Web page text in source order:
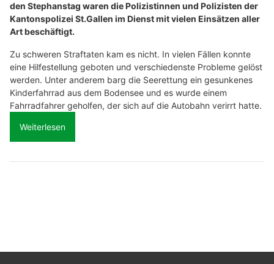
den Stephanstag waren die Polizistinnen und Polizisten der
Kantonspolizei St.Gallen im Dienst mit vielen Einsätzen aller
Art beschäftigt.
Zu schweren Straftaten kam es nicht. In vielen Fällen konnte
eine Hilfestellung geboten und verschiedenste Probleme gelöst
werden. Unter anderem barg die Seerettung ein gesunkenes
Kinderfahrrad aus dem Bodensee und es wurde einem
Fahrradfahrer geholfen, der sich auf die Autobahn verirrt hatte.
Weiterlesen